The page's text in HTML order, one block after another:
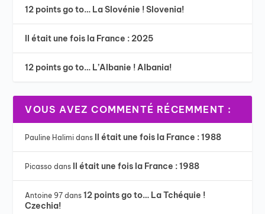
12 points go to… La Slovénie ! Slovenia!
Il était une fois la France : 2025
12 points go to… L’Albanie ! Albania!
VOUS AVEZ COMMENTÉ RÉCEMMENT :
Pauline Halimi dans Il était une fois la France : 1988
Picasso dans Il était une fois la France : 1988
Antoine 97 dans12 points go to… La Tchéquie !
Czechia!